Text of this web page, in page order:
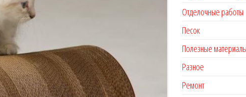
Отделочные работы
Песок
Полезные материалы
Разное
Ремонт